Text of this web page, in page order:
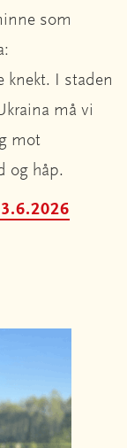
som
knekt. I staden
må vi
mot
og håp.